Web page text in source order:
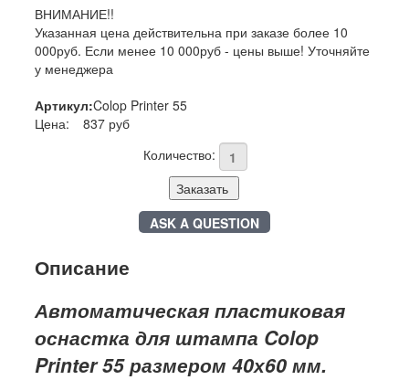
ВНИМАНИЕ!!
Указанная цена действительна при заказе более 10
000руб. Если менее 10 000руб - цены выше! Уточняйте
у менеджера
Артикул:Colop Printer 55
Цена:
837 руб
Количество:
Заказать
ASK A QUESTION
Описание
Автоматическая пластиковая
оснастка для штампа Colop
Printer 55 размером 40х60 мм.